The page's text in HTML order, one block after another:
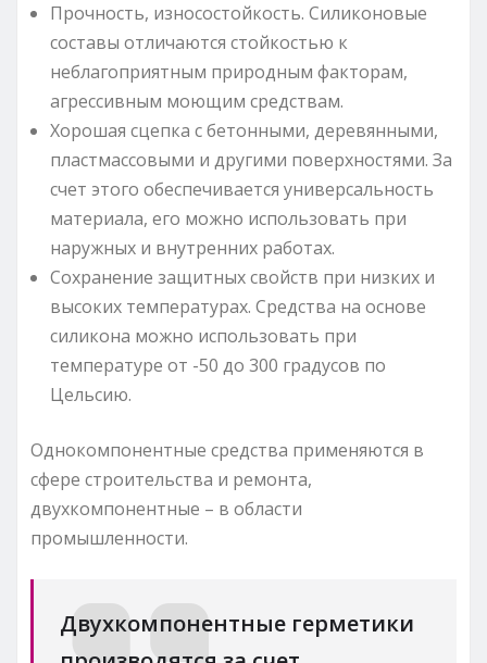
Прочность, износостойкость. Силиконовые
составы отличаются стойкостью к
неблагоприятным природным факторам,
агрессивным моющим средствам.
Хорошая сцепка с бетонными, деревянными,
пластмассовыми и другими поверхностями. За
счет этого обеспечивается универсальность
материала, его можно использовать при
наружных и внутренних работах.
Сохранение защитных свойств при низких и
высоких температурах. Средства на основе
силикона можно использовать при
температуре от -50 до 300 градусов по
Цельсию.
Однокомпонентные средства применяются в
сфере строительства и ремонта,
двухкомпонентные – в области
промышленности.
Двухкомпонентные герметики